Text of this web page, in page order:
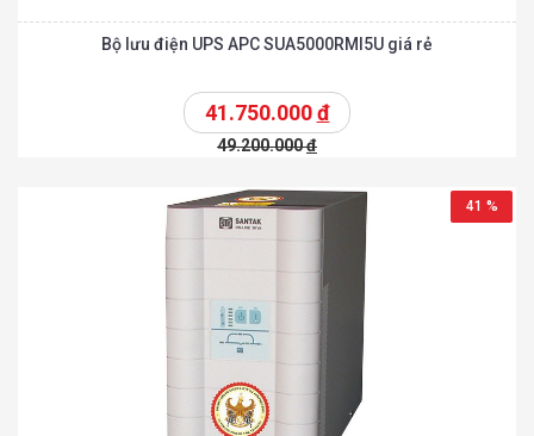
Bộ lưu điện UPS APC SUA5000RMI5U giá rẻ
41.750.000đ
49.200.000đ
41 %